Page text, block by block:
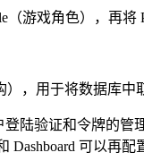
游戏角色），再
，用于将数据库中
登陆验证和令牌的
Dashboard 可以再配